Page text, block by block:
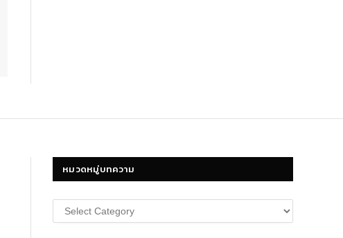
หมวดหมู่บทความ
หมวด
หมู่